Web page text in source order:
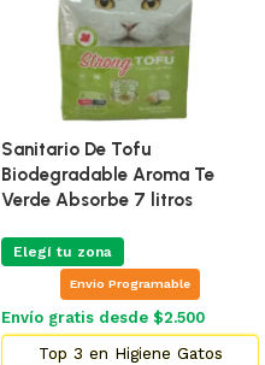
Sanitario De Tofu
Biodegradable Aroma Te
Verde Absorbe 7 litros
Elegí tu zona
Envio Programable
Envío gratis desde $2.500
Top 3 en Higiene Gatos